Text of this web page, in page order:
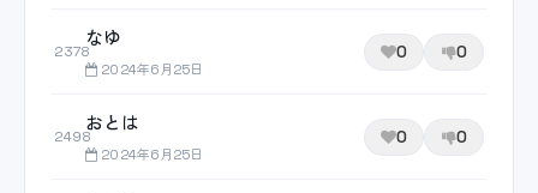
2378
なゆ
2024年6月25日
0 0
2498
おとは
2024年6月25日
0 0